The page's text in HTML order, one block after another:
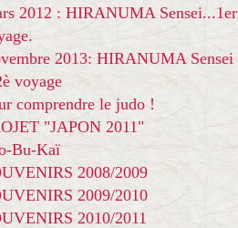
2012 : HIRANUMA Sensei...1er
2013: HIRANUMA Sensei
voyage
comprendre le judo !
"JAPON 2011"
Bu-Kaï
2008/2009
2009/2010
2010/2011